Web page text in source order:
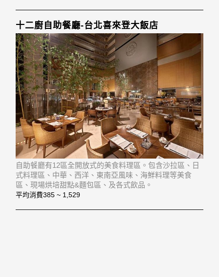
十二廚自助餐廳-台北喜來登大飯店
自助餐廳有12區全開放式的美食料理區。包含沙拉區、日
式料理區、中華、西洋、東南亞風味、海鮮料理等美食
區、現場烘培甜點&麵包區、及各式飲品。
平均消費385 ~ 1,529